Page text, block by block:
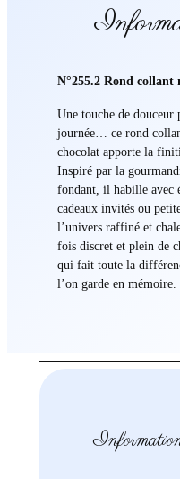
N°255.2 Rond
Une touche de douceur
journée… ce rond
chocolat apporte la
Inspiré par la
fondant, il habille avec
cadeaux invités ou
l’univers raffiné et
fois discret et plein de
qui fait toute la
l’on garde en mémoire.